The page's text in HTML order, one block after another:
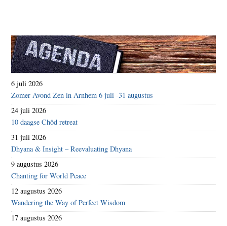
6 juli 2026
Zomer Avond Zen in Arnhem 6 juli -31 augustus
24 juli 2026
10 daagse Chöd retreat
31 juli 2026
Dhyana & Insight – Reevaluating Dhyana
9 augustus 2026
Chanting for World Peace
12 augustus 2026
Wandering the Way of Perfect Wisdom
17 augustus 2026